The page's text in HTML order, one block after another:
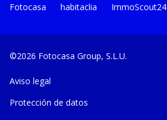
Fotocasa habitaclia ImmoScout24
©2026 Fotocasa Group, S.L.U.
Aviso legal
Protección de datos